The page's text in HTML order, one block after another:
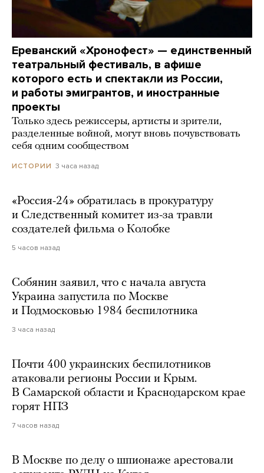
Ереванский «Хронофест» — единственный
театральный фестиваль, в афише
которого есть и спектакли из России,
и работы эмигрантов, и иностранные
проекты
Только здесь режиссеры, артисты и зрители,
разделенные войной, могут вновь почувствовать
себя одним сообществом
ИСТОРИИ 3 часа назад
«Россия-24» обратилась в прокуратуру
и Следственный комитет из-за травли
создателей фильма о Колобке
5 часов назад
Собянин заявил, что с начала августа
Украина запустила по Москве
и Подмосковью 1984 беспилотника
3 часа назад
Почти 400 украинских беспилотников
атаковали регионы России и Крым.
В Самарской области и Краснодарском крае
горят НПЗ
7 часов назад
В Москве по делу о шпионаже арестовали